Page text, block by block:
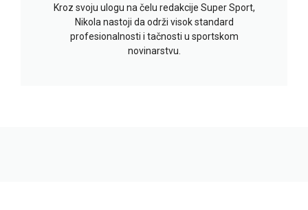
Kroz svoju ulogu na čelu redakcije Super Sport,
Nikola nastoji da održi visok standard
profesionalnosti i tačnosti u sportskom
novinarstvu.